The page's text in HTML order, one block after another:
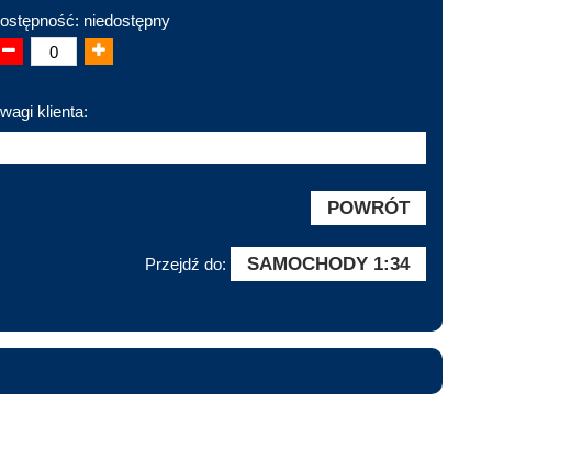
niedostępny
klienta:
POWRÓT
Przejdź do: SAMOCHODY 1:34